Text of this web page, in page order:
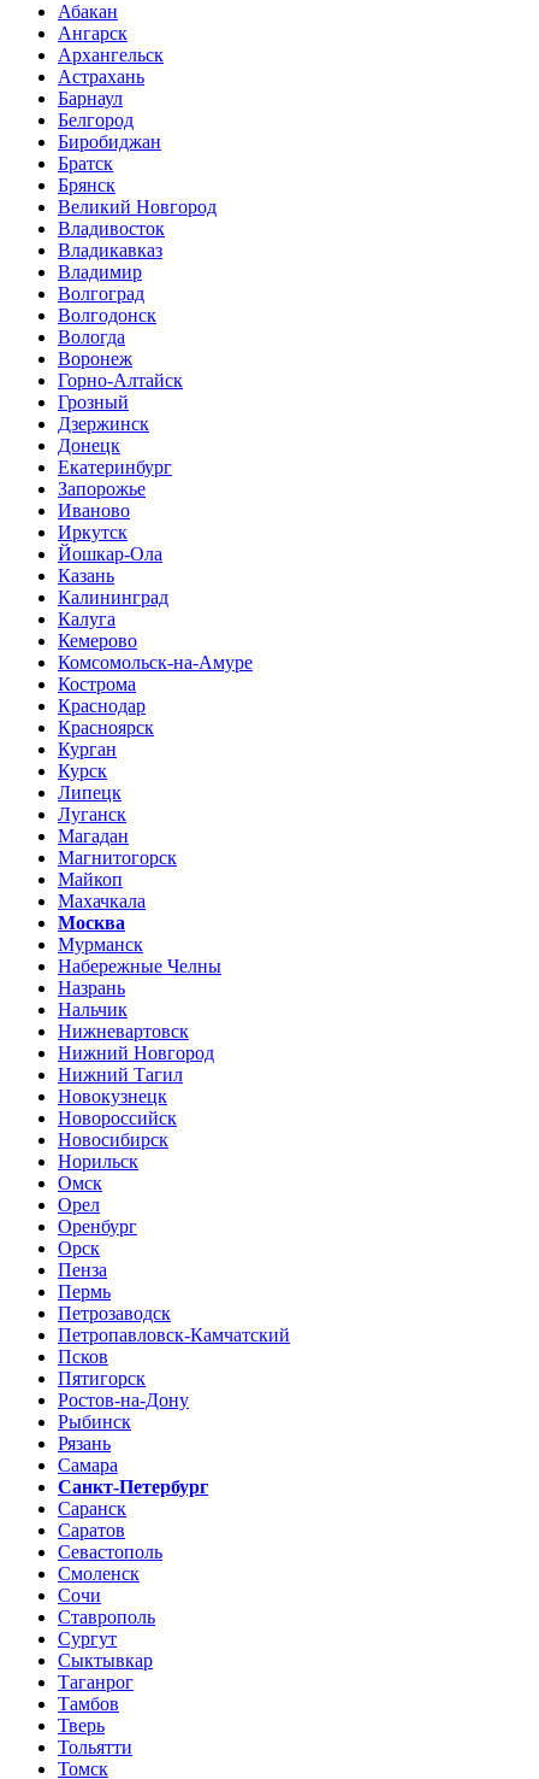
Абакан
Ангарск
Архангельск
Астрахань
Барнаул
Белгород
Биробиджан
Братск
Брянск
Великий Новгород
Владивосток
Владикавказ
Владимир
Волгоград
Волгодонск
Вологда
Воронеж
Горно-Алтайск
Грозный
Дзержинск
Донецк
Екатеринбург
Запорожье
Иваново
Иркутск
Йошкар-Ола
Казань
Калининград
Калуга
Кемерово
Комсомольск-на-Амуре
Кострома
Краснодар
Красноярск
Курган
Курск
Липецк
Луганск
Магадан
Магнитогорск
Майкоп
Махачкала
Москва
Мурманск
Набережные Челны
Назрань
Нальчик
Нижневартовск
Нижний Новгород
Нижний Тагил
Новокузнецк
Новороссийск
Новосибирск
Норильск
Омск
Орел
Оренбург
Орск
Пенза
Пермь
Петрозаводск
Петропавловск-Камчатский
Псков
Пятигорск
Ростов-на-Дону
Рыбинск
Рязань
Самара
Санкт-Петербург
Саранск
Саратов
Севастополь
Смоленск
Сочи
Ставрополь
Сургут
Сыктывкар
Таганрог
Тамбов
Тверь
Тольятти
Томск